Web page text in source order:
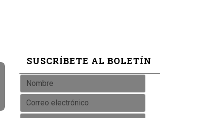
SUSCRÍBETE AL BOLETÍN